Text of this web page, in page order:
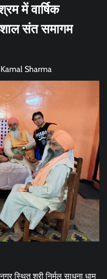
में वार्षिक
संत समागम
Kamal Sharma
स्थित श्री निर्मल साधना धाम